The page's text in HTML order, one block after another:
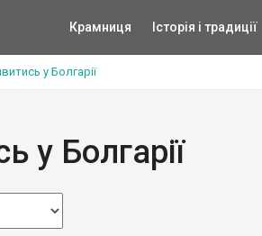
Крамниця Історія і традиції
у Болгарії
у Болгарії